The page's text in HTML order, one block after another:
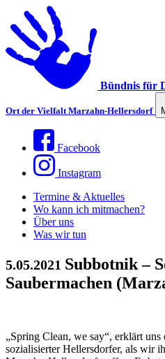
Bündnis für
Ort der Vielfalt Marzahn-Hellersdorf
Facebook
Instagram
Termine & Aktuelles
Wo kann ich mitmachen?
Über uns
Was wir tun
5.05.2021 Subbotnik –
Saubermachen
„Spring Clean, we say“, erklärt
sozialisierter Hellersdorfer, als wir